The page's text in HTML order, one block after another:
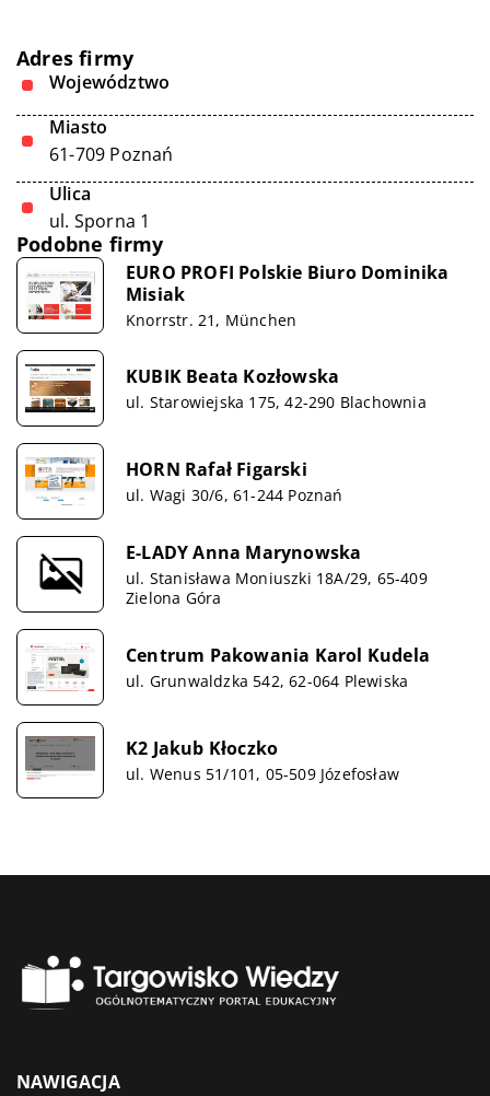
Adres firmy
Województwo
Miasto
61-709 Poznań
Ulica
ul. Sporna 1
Podobne firmy
EURO PROFI Polskie Biuro Dominika
Misiak
Knorrstr. 21, München
KUBIK Beata Kozłowska
ul. Starowiejska 175, 42-290 Blachownia
HORN Rafał Figarski
ul. Wagi 30/6, 61-244 Poznań
E-LADY Anna Marynowska
ul. Stanisława Moniuszki 18A/29, 65-409
Zielona Góra
Centrum Pakowania Karol Kudela
ul. Grunwaldzka 542, 62-064 Plewiska
K2 Jakub Kłoczko
ul. Wenus 51/101, 05-509 Józefosław
NAWIGACJA